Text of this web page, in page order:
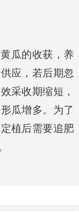
瓜的收获，养
应，若后期忽
采收期缩短，
瓜增多。为了
植后需要追肥